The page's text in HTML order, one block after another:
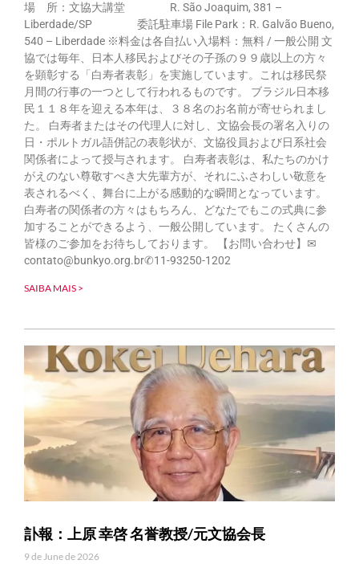
場 所：文協大講堂 R. São Joaquim, 381 –
Liberdade/SP 委託駐車場 File Park：R. Galvão Bueno,
540 – Liberdade ※料金は各自払い入場料：無料 / 一般公開 文
協では毎年、日本人移民およびその子孫の９９歳以上の方々
を顕彰する「白寿者表彰」を実施しています。これは移民祭
月間の行事の一つとして行われるものです。 ブラジル日本移
民１１８年を迎える本年は、３８名のお名前が寄せられまし
た。 白寿者またはその代理人に対し、文協会長の署名入りの
日・ポルトガル語併記の表彰状が、文協役員および日系社会
関係者によって授与されます。 白寿者表彰は、私たちのかけ
がえのない尊敬すべき大先輩方が、それにふさわしい敬意を
表されるべく、舞台に上がる感動的な瞬間となっています。
白寿者の関係者の方々はもちろん、どなたでもこの式典に参
加することができるよう、一般公開しています。 たくさんの
皆様のご参加をお待ちしております。 【お問い合わせ】✉
contato@bunkyo.org.br✆11-93250-1202
SAIBA MAIS >
訃報：上原 幸啓 名誉教授/元文協会長
9 de June de 2026